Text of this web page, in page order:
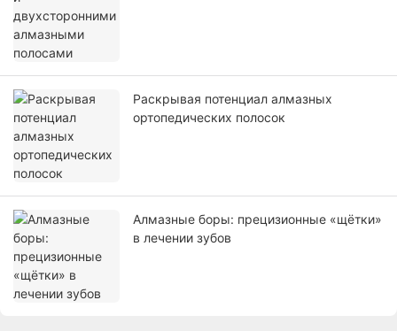
Раскрывая потенциал алмазных
ортопедических полосок
Алмазные боры: прецизионные «щётки»
в лечении зубов